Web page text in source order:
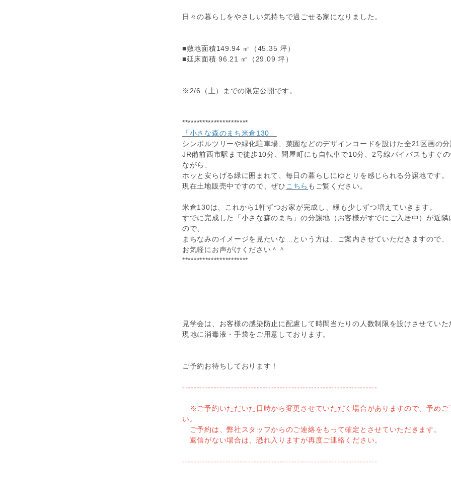
日々の暮らしをやさしい気持ちで過ごせる家になりました。
■敷地面積149.94 ㎡（45.35 坪）
■延床面積 96.21 ㎡（29.09 坪）
※2/6（土）までの限定公開です。
***********************
「小さな森のまち米倉130」
シンボルツリーや緑化駐車場、菜園などのデザインコードを設けた全21区画の
JR備前西市駅まで徒歩10分、問屋町にも自転車で10分、2号線バイパスもすぐ
ながら、
ホッと安らげる緑に囲まれて、毎日の暮らしにゆとりを感じられる分譲地です。
現在土地販売中ですので、ぜひ こちら もご覧ください。
米倉130は、これから1軒ずつお家が完成し、緑も少しずつ増えていきます。
すでに完成した「小さな森のまち」の分譲地（お客様がすでにご入居中）が近隣
ので、
まちなみのイメージを見たいな…という方は、ご案内させていただきますので、
お気軽にお声がけください＾＾
***********************
見学会は、お客様の感染防止に配慮して時間当たりの人数制限を設けさせていた
現地に消毒液・手袋をご用意しております。
ご予約お待ちしております！
--------------------------------------------------------------------
※ご予約いただいた日時から変更させていただく場合がありますので、予めご
い。
ご予約は、弊社スタッフからのご連絡をもって確定とさせていただきます。
返信がない場合は、恐れ入りますが再度ご連絡ください。
--------------------------------------------------------------------